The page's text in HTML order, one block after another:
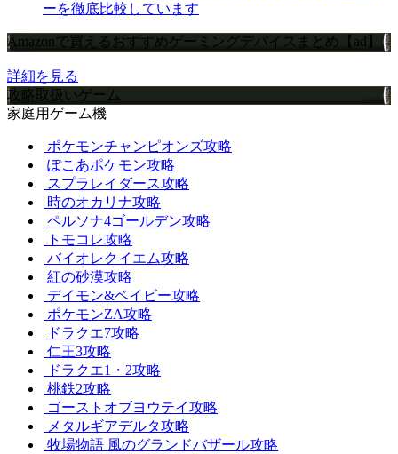
ーを徹底比較しています
Amazonで買えるおすすめゲーミングデバイスまとめ【ad】
詳細を見る
攻略取扱いゲーム
家庭用ゲーム機
ポケモンチャンピオンズ攻略
ぽこあポケモン攻略
スプラレイダース攻略
時のオカリナ攻略
ペルソナ4ゴールデン攻略
トモコレ攻略
バイオレクイエム攻略
紅の砂漠攻略
デイモン&ベイビー攻略
ポケモンZA攻略
ドラクエ7攻略
仁王3攻略
ドラクエ1・2攻略
桃鉄2攻略
ゴーストオブヨウテイ攻略
メタルギアデルタ攻略
牧場物語 風のグランドバザール攻略